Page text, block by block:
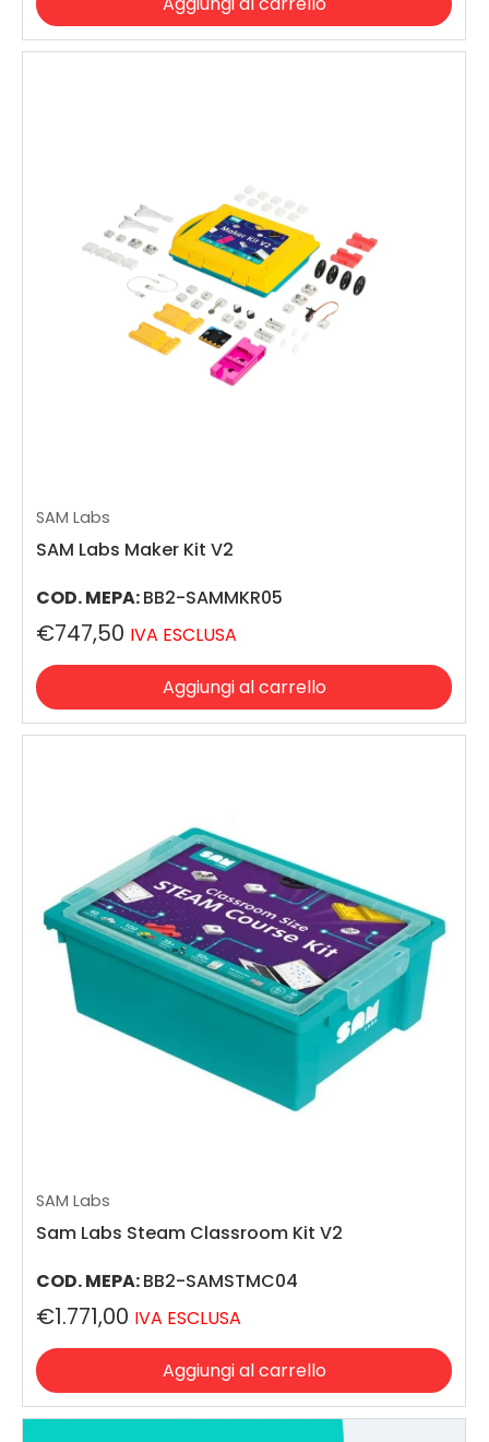
SAM Labs
SAM Labs Maker Kit V2
COD. MEPA:BB2-SAMMKR05
€747,50 IVA ESCLUSA
Aggiungi al carrello
SAM Labs
Sam Labs Steam Classroom Kit V2
COD. MEPA:BB2-SAMSTMC04
€1.771,00 IVA ESCLUSA
Aggiungi al carrello
Iscriviti